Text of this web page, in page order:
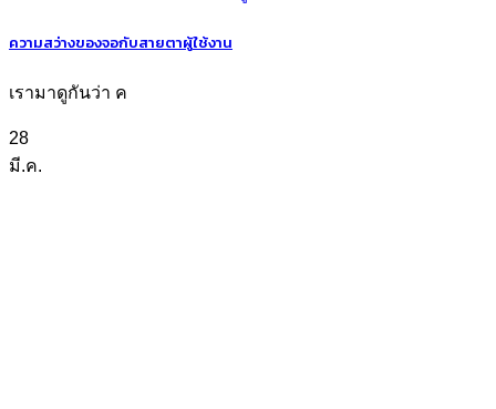
ความสว่างของจอกับสายตาผู้ใช้งาน
เรามาดูกันว่า ค
28
มี.ค.